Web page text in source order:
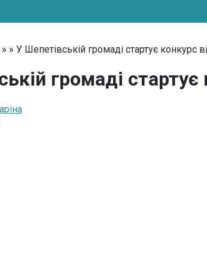
» » У Шепетівській громаді стартує конкурс
громаді